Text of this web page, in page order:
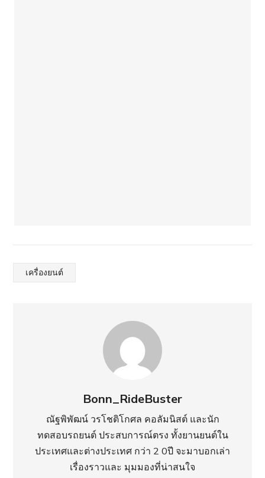
เครื่องยนต์
Bonn_RideBuster
ณัฐพิพัฒน์ วรโชติโกศล คอลัมนิสต์ และนัก
ทดสอบรถยนต์ ประสบการณ์ตรง ทั้งยานยนต์ใน
ประเทศ​และต่างประเทศ กว่า 2 0ปี จะมาบอกเล่า
เรื่องราวและ มุมมองที่น่าสนใจ